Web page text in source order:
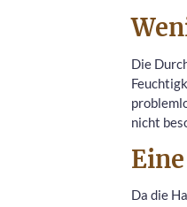
Die
nicht
Da die